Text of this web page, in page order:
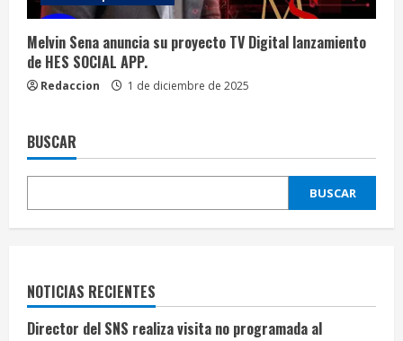
Melvin Sena anuncia su proyecto TV Digital lanzamiento
de HES SOCIAL APP.
Redaccion 1 de diciembre de 2025
BUSCAR
BUSCAR
NOTICIAS RECIENTES
Director del SNS realiza visita no programada al